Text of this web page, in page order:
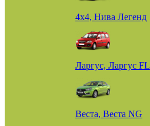
4х4, Нива Легенд
Ларгус, Ларгус FL
Веста, Веста NG